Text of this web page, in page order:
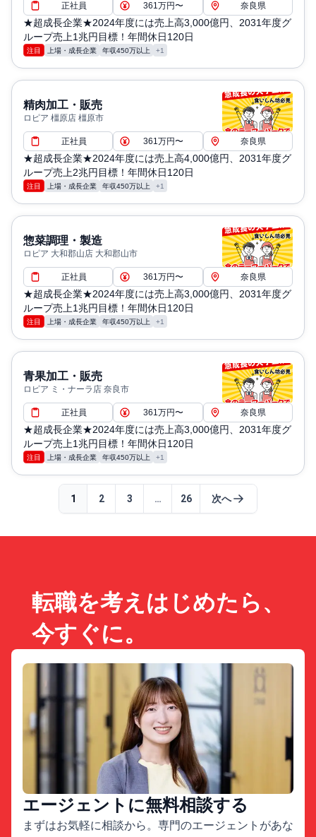
正社員 361万円〜 奈良県
★超成長企業★2024年度には売上高3,000億円、2031年度グ
ループ売上1兆円目標！年間休日120日
注目 上場・成長企業 年収450万以上 +1
精肉加工・販売
ロピア 橿原店 橿原市
正社員 361万円〜 奈良県
★超成長企業★2024年度には売上高4,000億円、2031年度グ
ループ売上2兆円目標！年間休日120日
注目 上場・成長企業 年収450万以上 +1
惣菜調理・製造
ロピア 大和郡山店 大和郡山市
正社員 361万円〜 奈良県
★超成長企業★2024年度には売上高3,000億円、2031年度グ
ループ売上1兆円目標！年間休日120日
注目 上場・成長企業 年収450万以上 +1
青果加工・販売
ロピア ミ・ナーラ店 奈良市
正社員 361万円〜 奈良県
★超成長企業★2024年度には売上高3,000億円、2031年度グ
ループ売上1兆円目標！年間休日120日
注目 上場・成長企業 年収450万以上 +1
1 2 3 … 26 次へ
転職を考えはじめたら、
今すぐに。
エージェントに無料相談する
まずはお気軽に相談から。専門のエージェントがあな